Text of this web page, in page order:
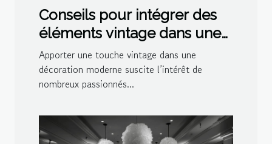
Conseils pour intégrer des
éléments vintage dans une
décoration moderne
Apporter une touche vintage dans une
décoration moderne suscite l’intérêt de
nombreux passionnés...